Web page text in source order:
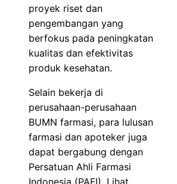
proyek riset dan
pengembangan yang
berfokus pada peningkatan
kualitas dan efektivitas
produk kesehatan.
Selain bekerja di
perusahaan-perusahaan
BUMN farmasi, para lulusan
farmasi dan apoteker juga
dapat bergabung dengan
Persatuan Ahli Farmasi
Indonesia (PAFI). Lihat